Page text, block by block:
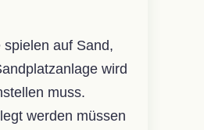
auf Sand,
wird
muss.
werden müssen